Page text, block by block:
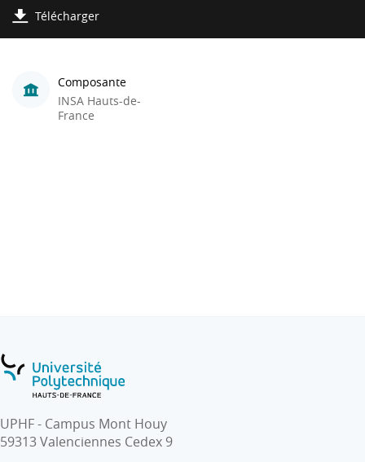
Télécharger
Composante
INSA Hauts-de-
France
UPHF - Campus Mont Houy
59313 Valenciennes Cedex 9